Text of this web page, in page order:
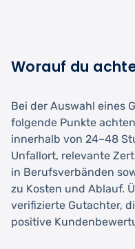
Worauf du
Bei der Auswahl eines
folgende Punkte
innerhalb von 24–48
Unfallort, relevante
in Berufsverbänden
zu Kosten und Ablauf.
verifizierte Gutachter,
positive